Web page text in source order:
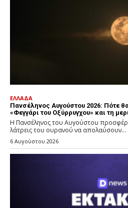
ΕΛΛΑΔΑ
Πανσέληνος Αυγούστου 2026: Πότε
«Φεγγάρι του Οξύρρυγχου» και τη
Η Πανσέληνος του Αυγούστου
λάτρεις του ουρανού να απολαύσουν...
6 Αυγούστου 2026